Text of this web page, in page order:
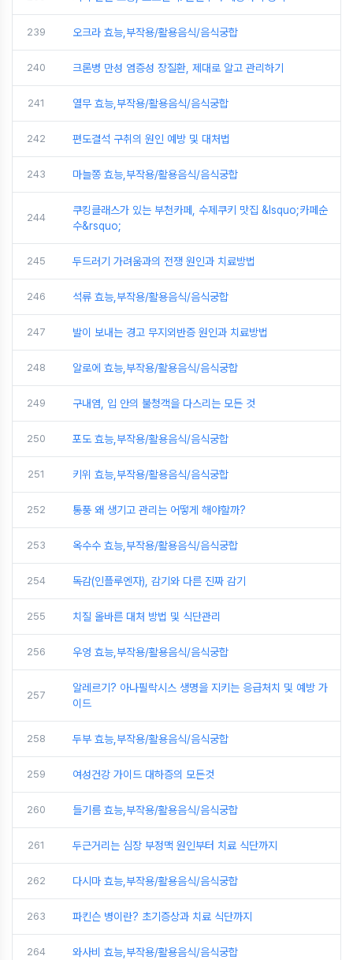
239 오크라 효능,부작용/활용음식/음식궁합
240 크론병 만성 염증성 장질환, 제대로 알고 관리하기
241 열무 효능,부작용/활용음식/음식궁합
242 편도결석 구취의 원인 예방 및 대처법
243 마늘쫑 효능,부작용/활용음식/음식궁합
244
쿠킹클래스가 있는 부천카페, 수제쿠키 맛집 &lsquo;카페순
수&rsquo;
245 두드러기 가려움과의 전쟁 원인과 치료방법
246 석류 효능,부작용/활용음식/음식궁합
247 발이 보내는 경고 무지외반증 원인과 치료방법
248 알로에 효능,부작용/활용음식/음식궁합
249 구내염, 입 안의 불청객을 다스리는 모든 것
250 포도 효능,부작용/활용음식/음식궁합
251 키위 효능,부작용/활용음식/음식궁합
252 통풍 왜 생기고 관리는 어떻게 해야할까?
253 옥수수 효능,부작용/활용음식/음식궁합
254 독감(인플루엔자), 감기와 다른 진짜 감기
255 치질 올바른 대처 방법 및 식단관리
256 우엉 효능,부작용/활용음식/음식궁합
257
알레르기? 아나필락시스 생명을 지키는 응급처치 및 예방 가
이드
258 두부 효능,부작용/활용음식/음식궁합
259 여성건강 가이드 대하증의 모든것
260 들기름 효능,부작용/활용음식/음식궁합
261 두근거리는 심장 부정맥 원인부터 치료 식단까지
262 다시마 효능,부작용/활용음식/음식궁합
263 파킨슨 병이란? 초기증상과 치료 식단까지
264 와사비 효능,부작용/활용음식/음식궁합